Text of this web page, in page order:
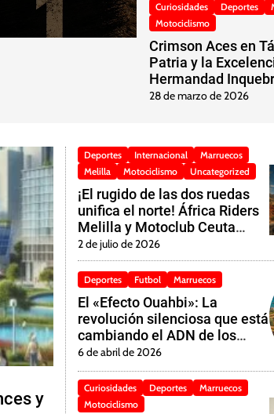
Curiosidades Deportes
Motociclismo
Crimson Aces en
Patria y la
Hermandad
28 de marzo de 2026
y
Deportes Internacional
Marruecos
Melilla
Motociclismo Uncategorized
¡El rugido de las dos ruedas
unifica el norte! África Riders
Melilla y Motoclub Ceuta
listos para conquistar la 5ª
Edición del «Rassemblement
des Amis Alhuseima»
2 de julio de 2026
Deportes Futbol Marruecos
El «Efecto Ouahbi»: La
revolución silenciosa que está
cambiando el ADN de los
Leones del Atlas
6 de abril de 2026
Curiosidades Deportes
Marruecos
Motociclismo